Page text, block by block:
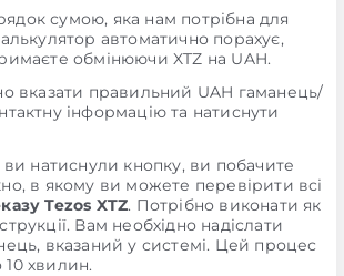
сумою, яка нам потрібна для
автоматично порахує,
обмінюючи XTZ на UAH.
вказати правильний UAH гаманець/
інформацію та натиснути
ви натиснули кнопку, ви побачите
в якому ви можете перевірити всі
Tezos XTZ. Потрібно виконати як
Вам необхідно надіслати
вказаний у системі. Цей процес
хвилин.